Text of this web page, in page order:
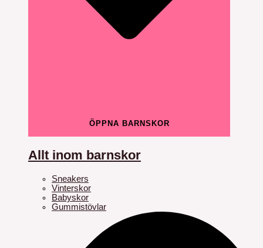
ÖPPNA BARNSKOR
Allt inom barnskor
Sneakers
Vinterskor
Babyskor
Gummistövlar